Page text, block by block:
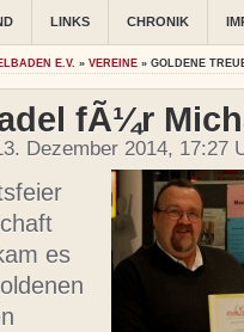
LINKS CHRONIK
E.V. » VEREINE » GOLDENE
fÃ¼r
Dezember 2014, 17:27
es